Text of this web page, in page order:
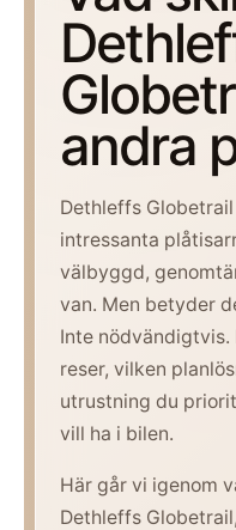
andra
Dethleffs
intressanta
välbyggd,
van. Men betyder
Inte nödvändigtvis.
reser, vilken
utrustning du
vill ha i bilen.
Här går vi igenom
Dethleffs